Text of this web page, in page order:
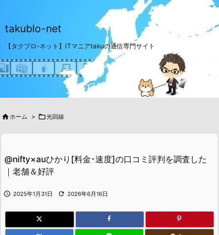
takublo-net
【タクブロ-ネット】ITマニアtakuの通信専門サイト
ホーム > 光回線
@nifty×auひかり[料金･速度]の口コミ評判を調査した
｜老舗＆好評
 2025年1月31日  2026年6月16日